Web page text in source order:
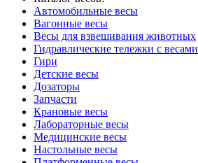
Автомобильные весы
Вагонные весы
Весы для взвешивания животных
Гидравлические тележки с весами
Гири
Детские весы
Дозаторы
Запчасти
Крановые весы
Лабораторные весы
Медицинские весы
Настольные весы